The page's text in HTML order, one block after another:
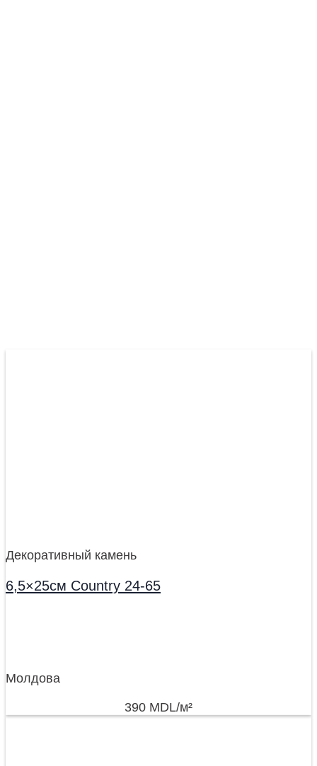
Декоративный камень
6,5×25см Country 24-65
Молдова
390 MDL/м²